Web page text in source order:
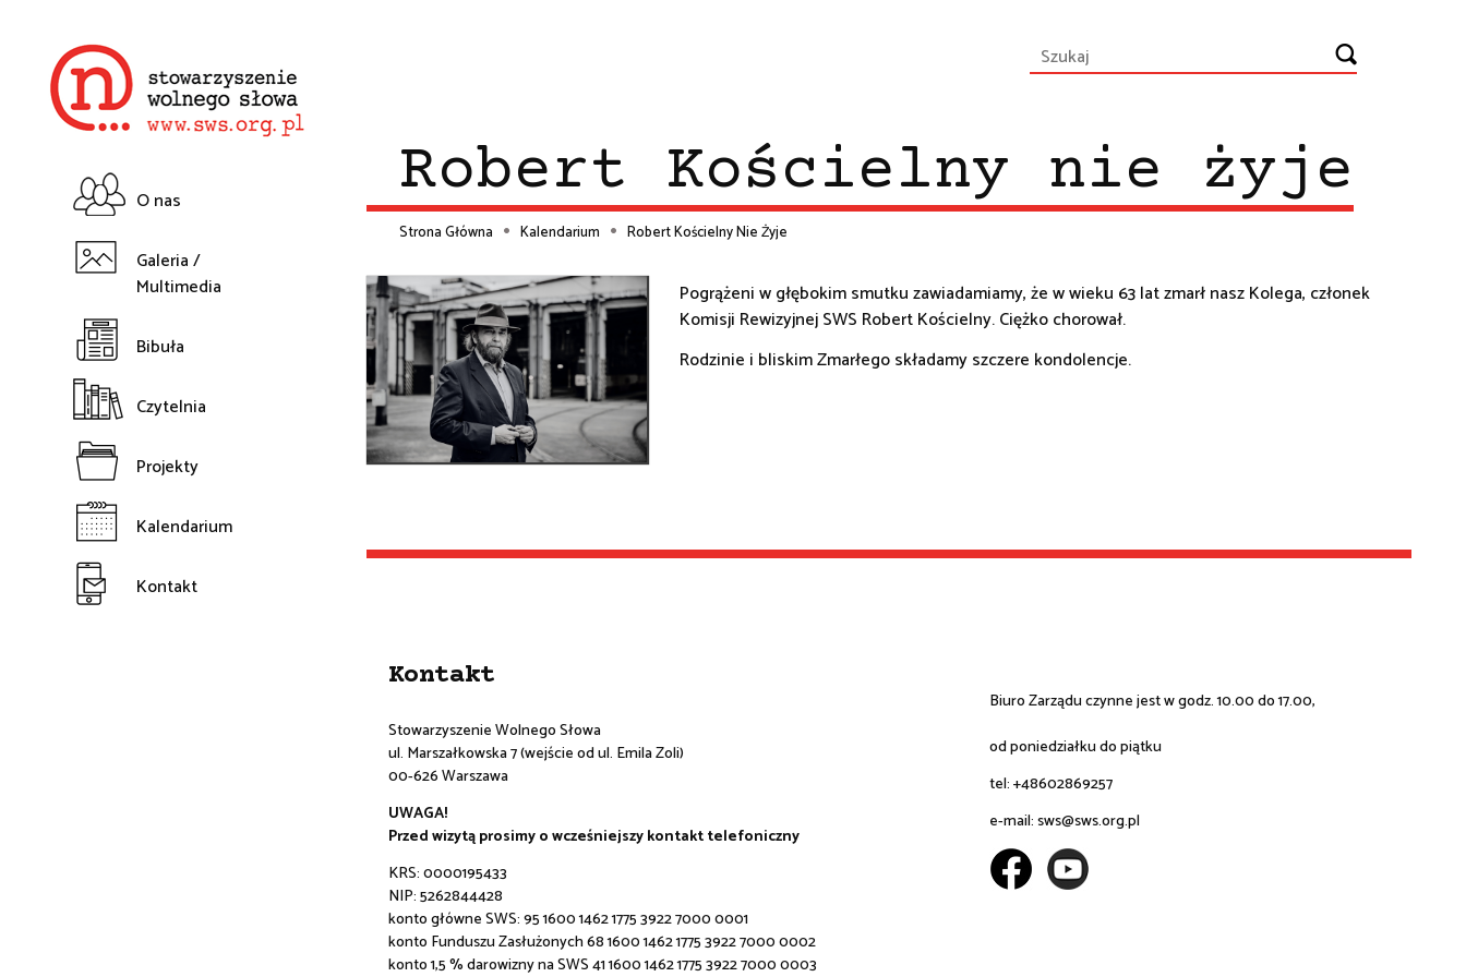
Główna
nawigacja
O nas
Galeria /
Multimedia
Bibuła
Czytelnia
Projekty
Kalendarium
Kontakt
Robert Kościelny nie żyje
Ścieżka
nawigacyjna
Strona Główna Kalendarium Robert Kościelny Nie Żyje
Pogrążeni w głębokim smutku zawiadamiamy, że w wieku 63 lat zmarł nasz Kolega, członek
Komisji Rewizyjnej SWS Robert Kościelny. Ciężko chorował.
Rodzinie i bliskim Zmarłego składamy szczere kondolencje.
Kontakt
Stowarzyszenie Wolnego Słowa
ul. Marszałkowska 7 (wejście od ul. Emila Zoli)
00-626 Warszawa
UWAGA!
Przed wizytą prosimy o wcześniejszy kontakt telefoniczny
KRS: 0000195433
NIP: 5262844428
konto główne SWS:95 1600 1462 1775 3922 7000 0001
konto Funduszu Zasłużonych 68 1600 1462 1775 3922 7000 0002
konto 1,5 % darowizny na SWS 41 1600 1462 1775 3922 7000 0003
Biuro Zarządu czynne jest w godz. 10.00 do 17.00,
od poniedziałku do piątku
tel: +48602869257
e-mail:sws@sws.org.pl